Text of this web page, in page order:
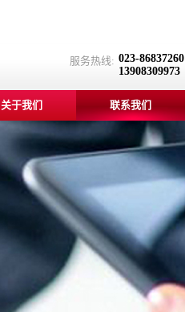
服务热线: 023-86837260
13908309973
关于我们 联系我们